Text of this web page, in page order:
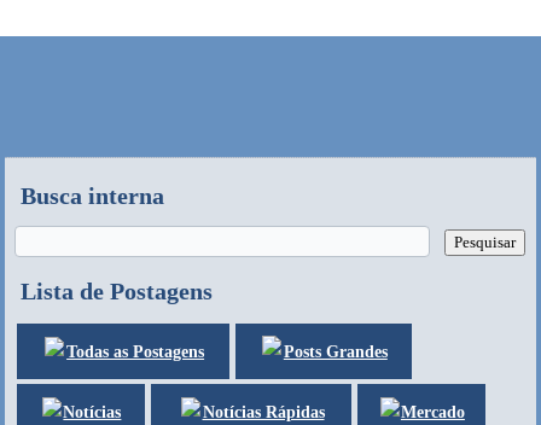
Busca interna
Lista de Postagens
Todas as Postagens Posts Grandes
Notícias Notícias Rápidas Mercado